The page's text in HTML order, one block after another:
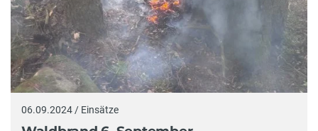
06.09.2024 / Einsätze